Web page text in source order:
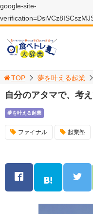
google-site-
TOP 夢を叶える起業
自分のアタマで、考
夢を叶える起業
ファイナル 起業塾